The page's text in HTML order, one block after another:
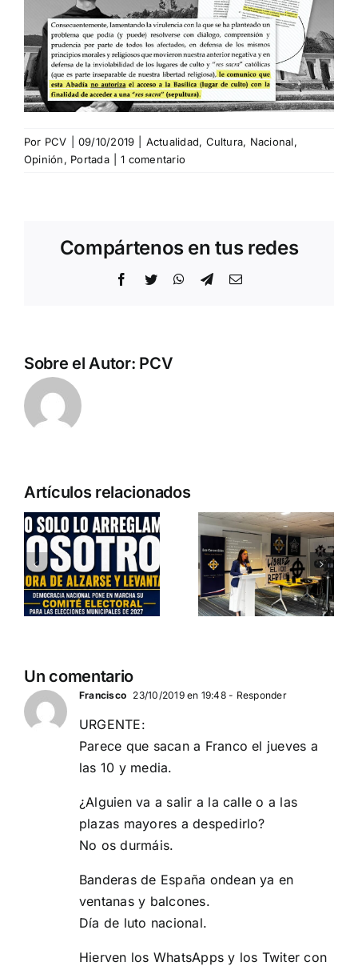
Por PCV 09/10/2019 Actualidad, Cultura, Nacional,
Opinión, Portada 1 comentario
Compártenos en tus redes
Facebook
Twitter WhatsApp
TelegramCorreo
Sobre el Autor: PCV
Artículos relacionados
Entrevista a
Jennifer
Amaro
Departamento Pro-Vida
Crónica
«Marcha SÍ
A LA VIDA»
DN ESTUVO PRESENTE
Un comentario
Francisco 23/10/2019 en 19:48- Responder
URGENTE:
Parece que sacan a Franco el jueves a
las 10 y media.
¿Alguien va a salir a la calle o a las
plazas mayores a despedirlo?
No os durmáis.
Banderas de España ondean ya en
ventanas y balcones.
Día de luto nacional.
Hierven los WhatsApps y los Twiter con